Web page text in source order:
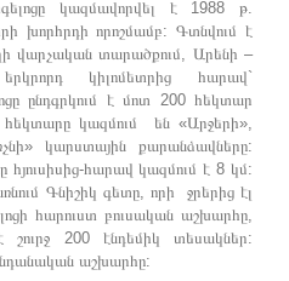
կազմավորվել է 1988 թ.
խորհրդի որոշմամբ: Գտնվում է
վարչական տարածքում, Արենի –
կիլոմետրից հարավ`
ընդգրկում է մոտ 200 հեկտար
հեկտարը կազմում են «Արջերի»,
կարստային քարանձավները:
հյուսիսից-հարավ կազմում է 8 կմ:
Գնիշիկ գետը, որի ջրերից էլ
հարուստ բուսական աշխարհը,
շուրջ 200 էնդեմիկ տեսակներ:
աշխարհը: